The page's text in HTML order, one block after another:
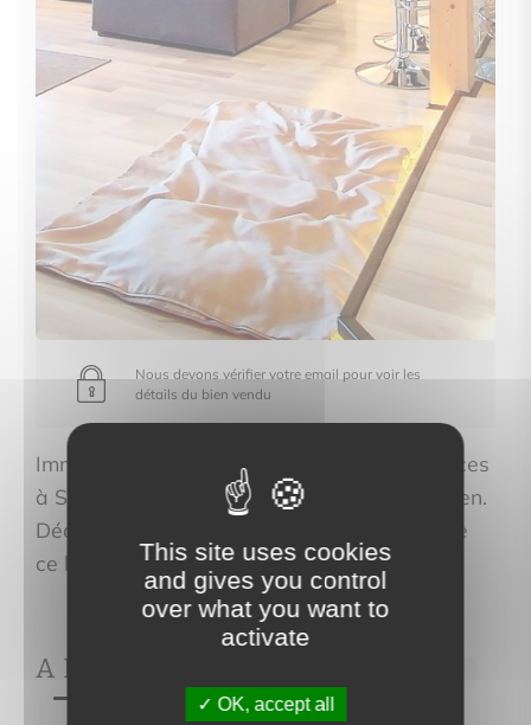
Nous devons vérifier votre email pour voir les
détails du bien vendu
Immo Proléman propose ce duplex de 4 pièces
à SCIONZIER au prix de property.price_hidden.
Découvrez les caractéristiques complètes de
ce bien et contactez-nous pour une visite.
A PROPOS DE
This site uses cookies
and gives you control
over what you want to
activate
OK, accept all